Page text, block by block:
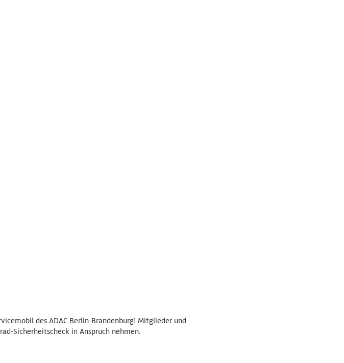
des ADAC Berlin-Brandenburg! Mitglieder und
Sicherheitscheck in Anspruch nehmen.